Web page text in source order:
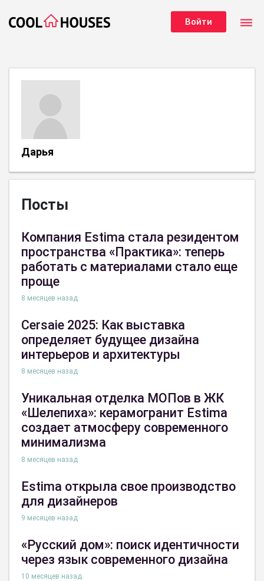
Войти dehaze
Дарья
Посты
Компания Estima стала резидентом
пространства «Практика»: теперь
работать с материалами стало еще
проще
8 месяцев назад
Cersaie 2025: Как выставка
определяет будущее дизайна
интерьеров и архитектуры
8 месяцев назад
Уникальная отделка МОПов в ЖК
«Шелепиха»: керамогранит Estima
создает атмосферу современного
минимализма
8 месяцев назад
Estima открыла свое производство
для дизайнеров
9 месяцев назад
«Русский дом»: поиск идентичности
через язык современного дизайна
10 месяцев назад